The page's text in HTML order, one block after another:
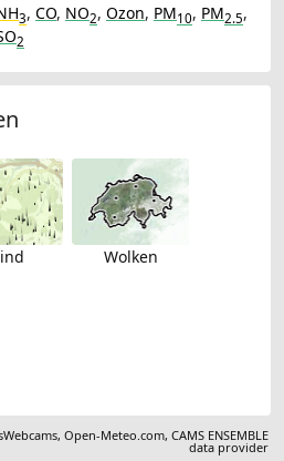
3, CO, NO2, Ozon, PM10, PM2.5,
2
Wolken
,Open-Meteo.com,CAMS ENSEMBLE
data provider